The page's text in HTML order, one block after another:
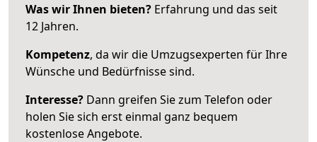
Was wir Ihnen bieten? Erfahrung und das seit
12 Jahren.
Kompetenz, da wir die Umzugsexperten für Ihre
Wünsche und Bedürfnisse sind.
Interesse? Dann greifen Sie zum Telefon oder
holen Sie sich erst einmal ganz bequem
kostenlose Angebote.